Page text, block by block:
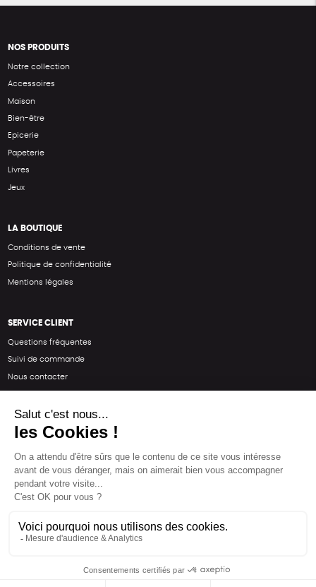
NOS PRODUITS
Notre collection
Accessoires
Maison
Bien-être
Epicerie
Papeterie
Livres
Jeux
LA BOUTIQUE
Conditions de vente
Politique de confidentialité
Mentions légales
SERVICE CLIENT
Questions fréquentes
Suivi de commande
Nous contacter
SUIVEZ-NOUS
Une boutique élaborée avec par RGOODS